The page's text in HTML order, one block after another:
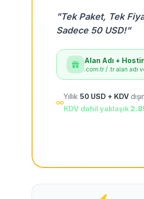
"Tek Paket, Tek
Sadece 50 USD!"
Alan Adı +
.com.tr / .tr alan adı
Yıllık 50 USD + KDV
KDV dahil yaklaşık